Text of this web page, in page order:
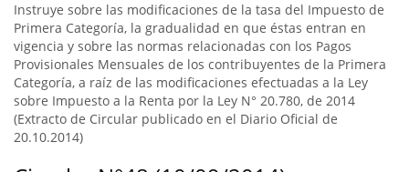
Instruye sobre las modificaciones de la tasa del Impuesto de
Primera Categoría, la gradualidad en que éstas entran en
vigencia y sobre las normas relacionadas con los Pagos
Provisionales Mensuales de los contribuyentes de la Primera
Categoría, a raíz de las modificaciones efectuadas a la Ley
sobre Impuesto a la Renta por la Ley N° 20.780, de 2014
(Extracto de Circular publicado en el Diario Oficial de
20.10.2014)